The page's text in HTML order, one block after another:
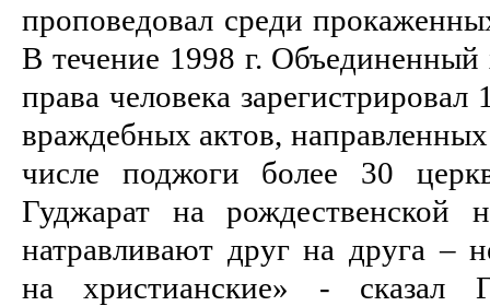
проповедовал среди
В течение 1998 г.
права человека
враждебных актов,
числе поджоги более 30
Гуджарат на рождественской
натравливают друг на друга –
на христианские» - сказал